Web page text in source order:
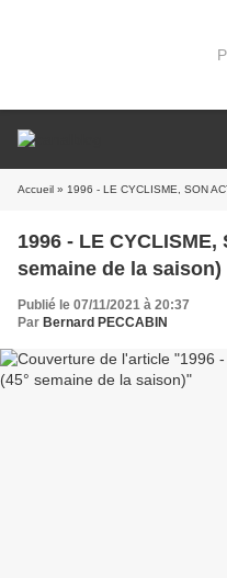
Accueil » 1996 - LE CYCLISME, SON
1996 - LE CYCLISME,
semaine de la saison)
Publié le 07/11/2021 à 20:37
Par Bernard PECCABIN